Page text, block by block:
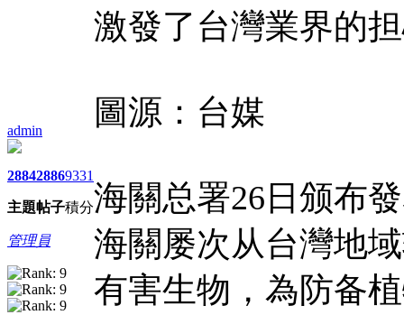
admin
2884
主題
2886
帖子
9331
積分
管理員
激發了台灣業界的
圖源：台媒
海關总署26日颁布
海關屡次从台灣地
有害生物，為防备